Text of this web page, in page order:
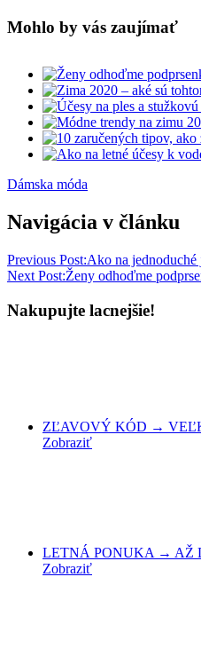
Mohlo by vás zaujímať
Dámska móda
Navigácia v článku
Previous Post:Ako na jednoduché
Next Post:Ženy odhoďme
Nakupujte lacnejšie!
ZĽAVOVÝ KÓD →
Zobraziť
LETNÁ PONUKA → AŽ
Zobraziť